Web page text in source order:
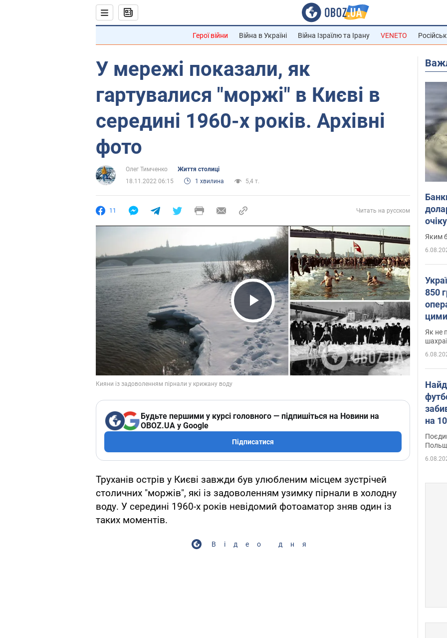
Герої війни Війна в Україні Війна Ізраїлю та Ірану VENETO
У мережі показали, як
гартувалися "моржі" в Києві в
середині 1960-х років. Архівні
фото
Олег Тимченко
Життя столиці
18.11.2022 06:15
1 хвилина 5,4 т.
11 Читать на русском
Play Video
Будьте першими у курсі головного — підпишіться на Новини на
OBOZ.UA у Google
Підписатися
Труханів острів у Києві завжди був улюбленим місцем зустрічей
столичних "моржів", які із задоволенням узимку пірнали в холодну
воду. У середині 1960-х років невідомий фотоаматор зняв один із
таких моментів.
Відео дня
Яким
850
Як не
на
Відео